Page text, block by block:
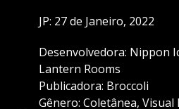
JP: 27 de Janeiro, 2022
Desenvolvedora: Nippon
Lantern Rooms
Publicadora: Broccoli
Gênero: Coletânea, Visual